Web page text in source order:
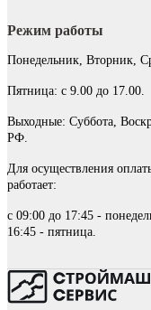
Режим работы
Понедельник, Вторник,
Пятница: с 9.00 до 17.00.
Выходные: Суббота,
РФ.
Для осуществления
работает:
с 09:00 до 17:45 -
16:45 - пятница.